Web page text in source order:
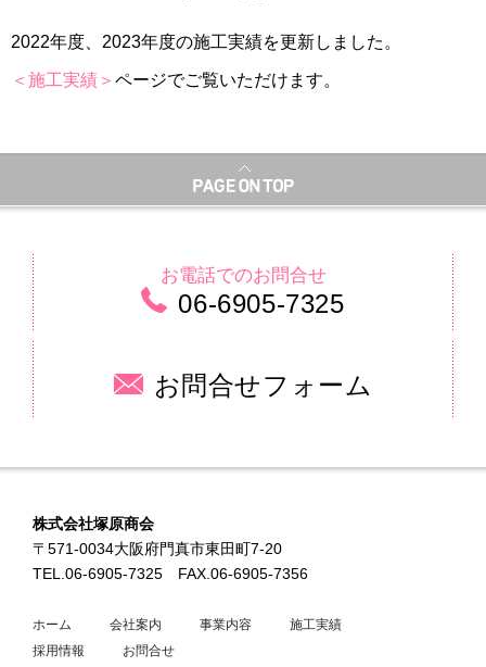
2022年度、2023年度の施工実績を更新しました。
＜施工実績＞ ページでご覧いただけます。
お電話でのお問合せ
06-6905-7325
お問合せフォーム
株式会社塚原商会
〒571-0034大阪府門真市東田町7-20
TEL.06-6905-7325 FAX.06-6905-7356
ホーム 会社案内 事業内容
施工実績
採用情報
お問合せ